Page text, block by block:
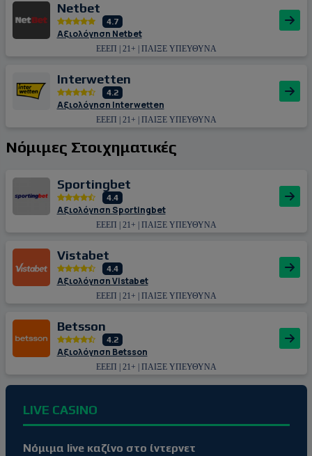
Netbet
4.7
Αξιολόγηση Netbet
ΕΕΕΠ | 21+ | ΠΑΙΞΕ ΥΠΕΥΘΥΝΑ
Interwetten
4.2
Αξιολόγηση Interwetten
ΕΕΕΠ | 21+ | ΠΑΙΞΕ ΥΠΕΥΘΥΝΑ
Νόμιμες Στοιχηματικές
Sportingbet
4.4
Αξιολόγηση Sportingbet
ΕΕΕΠ | 21+ | ΠΑΙΞΕ ΥΠΕΥΘΥΝΑ
Vistabet
4.4
Αξιολόγηση Vistabet
ΕΕΕΠ | 21+ | ΠΑΙΞΕ ΥΠΕΥΘΥΝΑ
Betsson
4.2
Αξιολόγηση Betsson
ΕΕΕΠ | 21+ | ΠΑΙΞΕ ΥΠΕΥΘΥΝΑ
LIVE CASINO
Νόμιμα live καζίνο στο ίντερνετ